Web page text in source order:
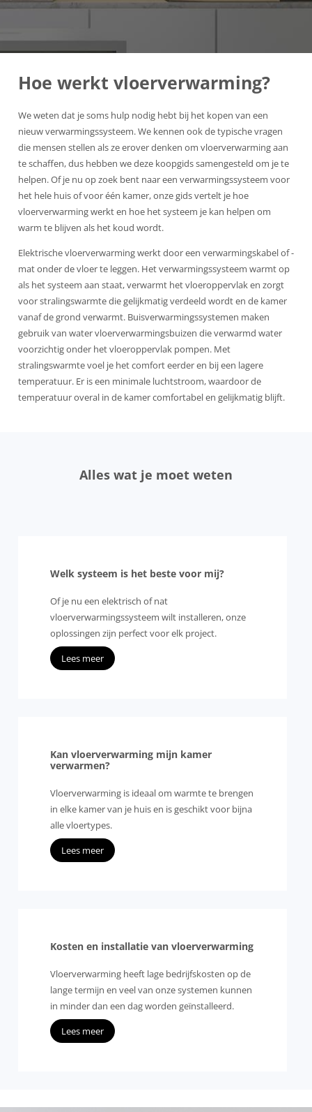
Hoe werkt vloerverwarming?
We weten dat je soms hulp nodig hebt bij het kopen van een
nieuw verwarmingssysteem. We kennen ook de typische vragen
die mensen stellen als ze erover denken om vloerverwarming aan
te schaffen, dus hebben we deze koopgids samengesteld om je te
helpen. Of je nu op zoek bent naar een verwarmingssysteem voor
het hele huis of voor één kamer, onze gids vertelt je hoe
vloerverwarming werkt en hoe het systeem je kan helpen om
warm te blijven als het koud wordt.
Elektrische vloerverwarming werkt door een verwarmingskabel of -
mat onder de vloer te leggen. Het verwarmingssysteem warmt op
als het systeem aan staat, verwarmt het vloeroppervlak en zorgt
voor stralingswarmte die gelijkmatig verdeeld wordt en de kamer
vanaf de grond verwarmt. Buisverwarmingssystemen maken
gebruik van water vloerverwarmingsbuizen die verwarmd water
voorzichtig onder het vloeroppervlak pompen. Met
stralingswarmte voel je het comfort eerder en bij een lagere
temperatuur. Er is een minimale luchtstroom, waardoor de
temperatuur overal in de kamer comfortabel en gelijkmatig blijft.
Alles wat je moet weten
Welk systeem is het beste voor mij?
Of je nu een elektrisch of nat
vloerverwarmingssysteem wilt installeren, onze
oplossingen zijn perfect voor elk project.
Lees meer
Kan vloerverwarming mijn kamer
verwarmen?
Vloerverwarming is ideaal om warmte te brengen
in elke kamer van je huis en is geschikt voor bijna
alle vloertypes.
Lees meer
Kosten en installatie van vloerverwarming
Vloerverwarming heeft lage bedrijfskosten op de
lange termijn en veel van onze systemen kunnen
in minder dan een dag worden geïnstalleerd.
Lees meer